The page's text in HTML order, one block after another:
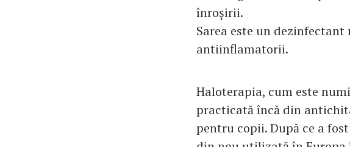
înroșirii.
Sarea este un
antiinflamatorii.
Haloterapia, cum este
practicată încă din
pentru copii. După ce a